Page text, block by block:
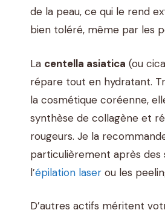
de la peau, ce qui le rend
bien toléré, même par les
La centella asiatica (ou
répare tout en hydratant.
la cosmétique coréenne,
synthèse de collagène et
rougeurs. Je la
particulièrement après des
l’épilation laser ou les
D’autres actifs méritent